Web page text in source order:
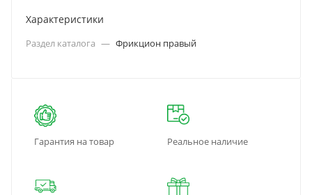
Характеристики
Раздел каталога — Фрикцион правый
Гарантия на товар Реальное наличие